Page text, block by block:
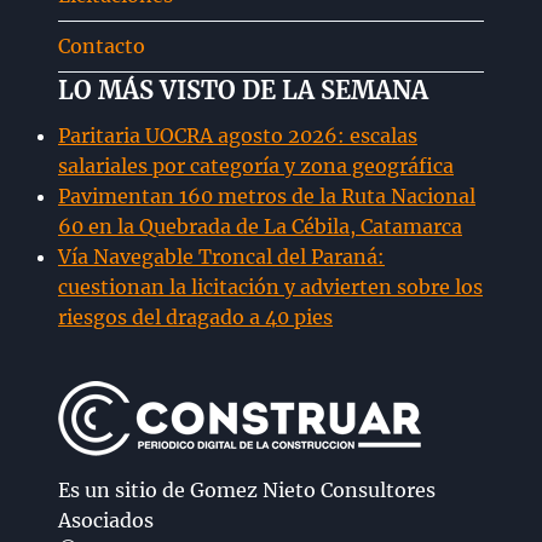
Contacto
LO MÁS VISTO DE LA SEMANA
Paritaria UOCRA agosto 2026: escalas
salariales por categoría y zona geográfica
Pavimentan 160 metros de la Ruta Nacional
60 en la Quebrada de La Cébila, Catamarca
Vía Navegable Troncal del Paraná:
cuestionan la licitación y advierten sobre los
riesgos del dragado a 40 pies
Es un sitio de Gomez Nieto Consultores
Asociados